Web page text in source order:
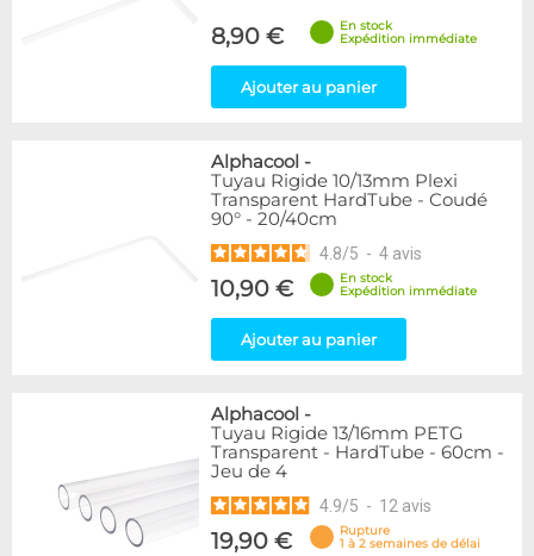
8,90 €
En stock
Expédition immédiate
Ajouter au panier
Alphacool -
Tuyau Rigide 10/13mm Plexi
Transparent HardTube - Coudé
90° - 20/40cm
4.8/5 - 4 avis
10,90 €
En stock
Expédition immédiate
Ajouter au panier
Alphacool -
Tuyau Rigide 13/16mm PETG
Transparent - HardTube - 60cm -
Jeu de 4
4.9/5 - 12 avis
19,90 €
Rupture
1 à 2 semaines de délai